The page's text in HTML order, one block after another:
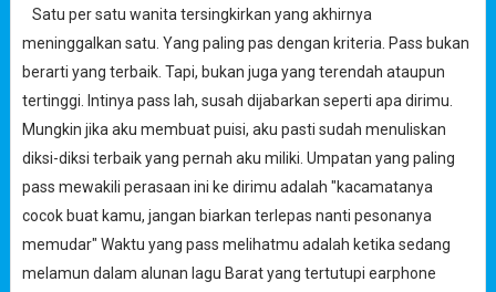
Satu per satu wanita tersingkirkan yang akhirnya
meninggalkan satu. Yang paling pas dengan kriteria. Pass bukan
berarti yang terbaik. Tapi, bukan juga yang terendah ataupun
tertinggi. Intinya pass lah, susah dijabarkan seperti apa dirimu.
Mungkin jika aku membuat puisi, aku pasti sudah menuliskan
diksi-diksi terbaik yang pernah aku miliki. Umpatan yang paling
pass mewakili perasaan ini ke dirimu adalah "kacamatanya
cocok buat kamu, jangan biarkan terlepas nanti pesonanya
memudar" Waktu yang pass melihatmu adalah ketika sedang
melamun dalam alunan lagu Barat yang tertutupi earphone